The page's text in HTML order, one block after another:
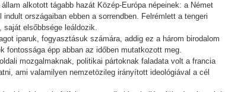
alkotott tágabb hazát Közép-Európa népeinek: a Német
országaiban ebben a sorrendben. Felrémlett a tengeri
saját elsőbbsége leáldozik.
iparuk, fogyasztásuk számára, addig ez a három birodalom
fontossága épp abban az időben mutatkozott meg.
mozgalmaknak, politikai pártoknak faladata volt a francia
ami valamilyen nemzetözileg irányított ideológiával a cél